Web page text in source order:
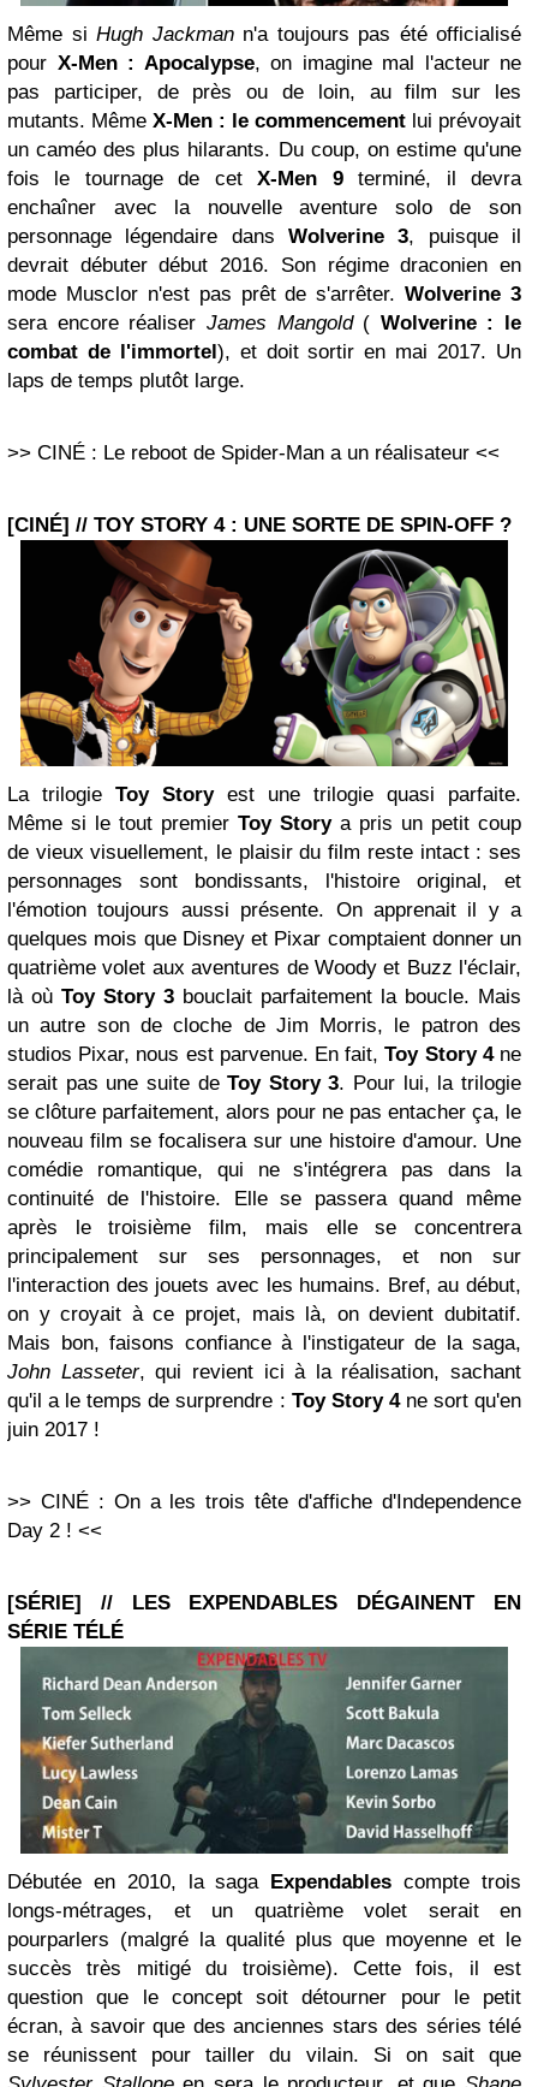
Même si Hugh Jackmann'a toujours pas été officialisé
pour X-Men : Apocalypse, on imagine mal l'acteur ne
pas participer, de près ou de loin, au film sur les
mutants. Même X-Men : le commencement lui prévoyait
un caméo des plus hilarants. Du coup, on estime qu'une
fois le tournage de cetX-Men 9terminé, il devra
enchaîner avec la nouvelle aventure solo de son
personnage légendaire dans Wolverine 3, puisque il
devrait débuter début 2016. Son régime draconien en
mode Musclor n'est pas prêt de s'arrêter.Wolverine 3
sera encore réaliser James Mangold( Wolverine : le
combat de l'immortel), et doit sortir en mai 2017. Un
laps de temps plutôt large.
>> CINÉ : Le reboot de Spider-Man a un réalisateur <<
[CINÉ] // TOY STORY 4 : UNE SORTE DE SPIN-OFF ?
La trilogie Toy Storyest une trilogie quasi parfaite.
Même si le tout premier Toy Storya pris un petit coup
de vieux visuellement, le plaisir du film reste intact : ses
personnages sont bondissants, l'histoire original, et
l'émotion toujours aussi présente. On apprenait il y a
quelques mois que Disney et Pixar comptaient donner un
quatrième volet aux aventures de Woody et Buzz l'éclair,
là où Toy Story 3 bouclait parfaitement la boucle. Mais
un autre son de cloche de Jim Morris, le patron des
studios Pixar, nous est parvenue. En fait,Toy Story 4ne
serait pas une suite deToy Story 3. Pour lui, la trilogie
se clôture parfaitement, alors pour ne pas entacher ça, le
nouveau film se focalisera sur une histoire d'amour. Une
comédie romantique, qui ne s'intégrera pas dans la
continuité de l'histoire. Elle se passera quand même
après le troisième film, mais elle se concentrera
principalement sur ses personnages, et non sur
l'interaction des jouets avec les humains. Bref, au début,
on y croyait à ce projet, mais là, on devient dubitatif.
Mais bon, faisons confiance à l'instigateur de la saga,
John Lasseter, qui revient ici à la réalisation, sachant
qu'il a le temps de surprendre : Toy Story 4ne sort qu'en
juin 2017 !
>> CINÉ : On a les trois tête d'affiche d'Independence
Day 2 ! <<
[SÉRIE] // LES EXPENDABLES DÉGAINENT EN
SÉRIE TÉLÉ
Débutée en 2010, la saga Expendables compte trois
longs-métrages, et un quatrième volet serait en
pourparlers (malgré la qualité plus que moyenne et le
succès très mitigé du troisième). Cette fois, il est
question que le concept soit détourner pour le petit
écran, à savoir que des anciennes stars des séries télé
se réunissent pour tailler du vilain. Si on sait que